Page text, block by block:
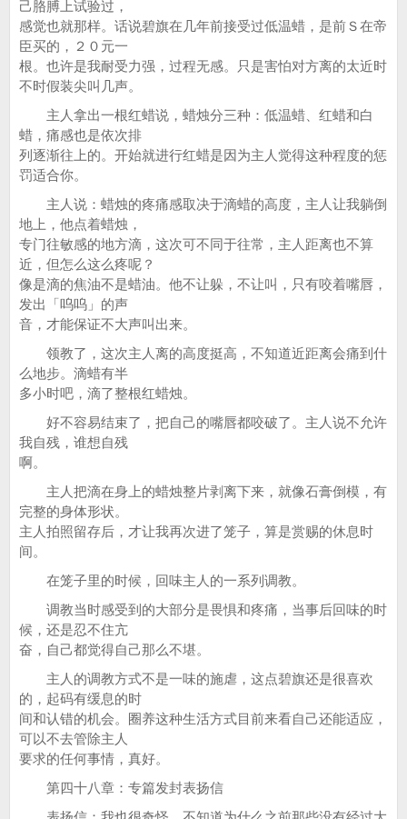
己胳膊上试验过，
感觉也就那样。话说碧旗在几年前接受过低温蜡，是前Ｓ在帝
臣买的，２０元一
根。也许是我耐受力强，过程无感。只是害怕对方离的太近时
不时假装尖叫几声。
主人拿出一根红蜡说，蜡烛分三种：低温蜡、红蜡和白
蜡，痛感也是依次排
列逐渐往上的。开始就进行红蜡是因为主人觉得这种程度的惩
罚适合你。
主人说：蜡烛的疼痛感取决于滴蜡的高度，主人让我躺倒
地上，他点着蜡烛，
专门往敏感的地方滴，这次可不同于往常，主人距离也不算
近，但怎么这么疼呢？
像是滴的焦油不是蜡油。他不让躲，不让叫，只有咬着嘴唇，
发出「呜呜」的声
音，才能保证不大声叫出来。
领教了，这次主人离的高度挺高，不知道近距离会痛到什
么地步。滴蜡有半
多小时吧，滴了整根红蜡烛。
好不容易结束了，把自己的嘴唇都咬破了。主人说不允许
我自残，谁想自残
啊。
主人把滴在身上的蜡烛整片剥离下来，就像石膏倒模，有
完整的身体形状。
主人拍照留存后，才让我再次进了笼子，算是赏赐的休息时
间。
在笼子里的时候，回味主人的一系列调教。
调教当时感受到的大部分是畏惧和疼痛，当事后回味的时
候，还是忍不住亢
奋，自己都觉得自己那么不堪。
主人的调教方式不是一味的施虐，这点碧旗还是很喜欢
的，起码有缓息的时
间和认错的机会。圈养这种生活方式目前来看自己还能适应，
可以不去管除主人
要求的任何事情，真好。
第四十八章：专篇发封表扬信